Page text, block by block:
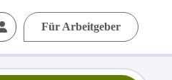
Für Arbeitgeber